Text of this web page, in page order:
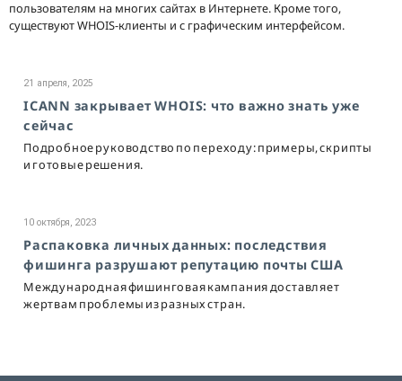
пользователям на многих сайтах в Интернете. Кроме того,
существуют WHOIS-клиенты и с графическим интерфейсом.
21 апреля, 2025
ICANN закрывает WHOIS: что важно знать уже
сейчас
Подробное руководство по переходу: примеры, скрипты
и готовые решения.
10 октября, 2023
Распаковка личных данных: последствия
фишинга разрушают репутацию почты США
Международная фишинговая кампания доставляет
жертвам проблемы из разных стран.